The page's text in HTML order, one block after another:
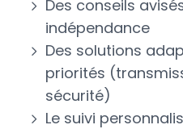
Des conseils
indépendance
Des solutions
priorités
sécurité)
Le suivi